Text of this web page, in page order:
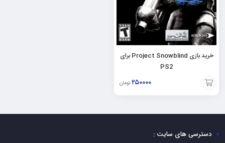
خرید بازی Project Snowblind برای
PS2
۲۵۰۰۰۰ تومان
افزودن
به
دسترسی های سایت :